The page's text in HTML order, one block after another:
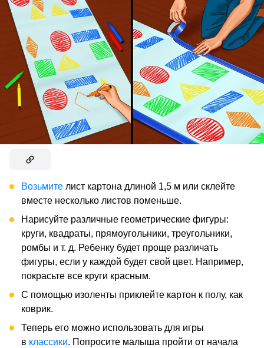
Возьмите лист картона длиной 1,5 м или склейте
вместе несколько листов поменьше.
Нарисуйте различные геометрические фигуры:
круги, квадраты, прямоугольники, треугольники,
ромбы и т. д. Ребенку будет проще различать
фигуры, если у каждой будет свой цвет. Например,
покрасьте все круги красным.
С помощью изоленты приклейте картон к полу, как
коврик.
Теперь его можно использовать для игры
в классики. Попросите малыша пройти от начала